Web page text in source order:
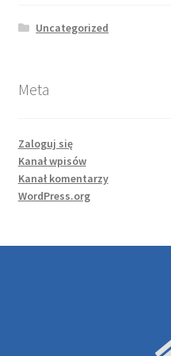
Polityka Prywatności
Program TUKAN
Uncategorized
Meta
Zaloguj się
Kanał wpisów
Kanał komentarzy
WordPress.org